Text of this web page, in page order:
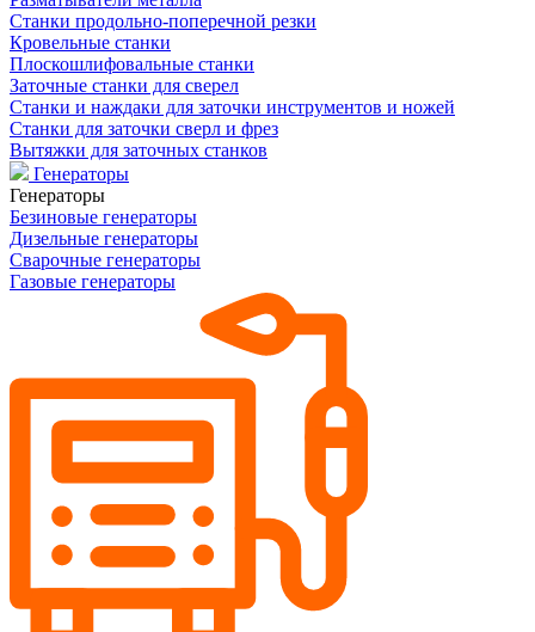
Станки продольно-поперечной резки
Кровельные станки
Плоскошлифовальные станки
Заточные станки для сверел
Станки и наждаки для заточки инструментов и ножей
Станки для заточки сверл и фрез
Вытяжки для заточных станков
Генераторы
Генераторы
Безиновые генераторы
Дизельные генераторы
Сварочные генераторы
Газовые генераторы